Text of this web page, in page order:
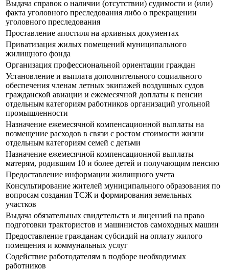
Выдача справок о наличии (отсутствии) судимости и (или)
факта уголовного преследования либо о прекращении
уголовного преследования
Проставление апостиля на архивных документах
Приватизация жилых помещений муниципального
жилищного фонда
Организация профессиональной ориентации граждан
Установление и выплата дополнительного социального
обеспечения членам летных экипажей воздушных судов
гражданской авиации и ежемесячной доплаты к пенсии
отдельным категориям работников организаций угольной
промышленности
Назначение ежемесячной компенсационной выплаты на
возмещение расходов в связи с ростом стоимости жизни
отдельным категориям семей с детьми
Назначение ежемесячной компенсационной выплаты
матерям, родившим 10 и более детей и получающим пенсию
Предоставление информации жилищного учета
Консультирование жителей муниципального образования по
вопросам создания ТСЖ и формирования земельных
участков
Выдача обязательных свидетельств и лицензий на право
подготовки трактористов и машинистов самоходных машин
Предоставление гражданам субсидий на оплату жилого
помещения и коммунальных услуг
Содействие работодателям в подборе необходимых
работников